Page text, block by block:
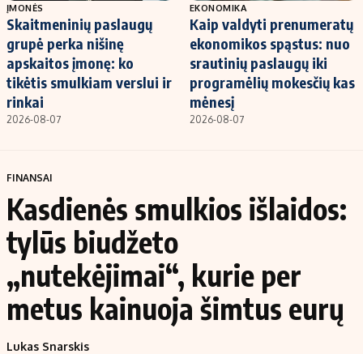
ĮMONĖS
Skaitmeninių paslaugų
grupė perka nišinę
apskaitos įmonę: ko
tikėtis smulkiam verslui ir
rinkai
2026-08-07
EKONOMIKA
Kaip valdyti prenumeratų
ekonomikos spąstus: nuo
srautinių paslaugų iki
programėlių mokesčių kas
mėnesį
2026-08-07
FINANSAI
Kasdienės smulkios išlaidos:
tylūs biudžeto
„nutekėjimai“, kurie per
metus kainuoja šimtus eurų
Lukas Snarskis